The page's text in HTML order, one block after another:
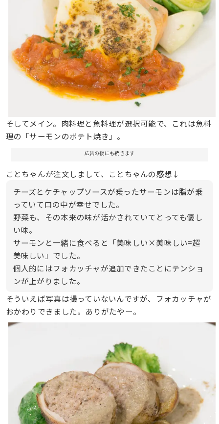
そしてメイン。肉料理と魚料理が選択可能で、これは魚料
理の「サーモンのポテト焼き」。
広告の後にも続きます
ことちゃんが注文しまして、ことちゃんの感想↓
チーズとケチャップソースが乗ったサーモンは脂が乗
っていて口の中が幸せでした。
野菜も、その本来の味が活かされていてとっても優し
い味。
サーモンと一緒に食べると「美味しい×美味しい=超
美味しい」でした。
個人的にはフォカッチャが追加できたことにテンショ
ンが上がりました。
そういえば写真は撮っていないんですが、フォカッチャが
おかわりできました。ありがたやー。